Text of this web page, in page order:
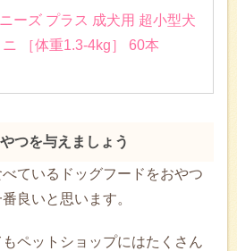
ーズ プラス 成犬用 超小型犬
ニ ［体重1.3-4kg］ 60本
つを与えましょう
ているドッグフードをおやつ
良いと思います。
ペットショップにはたくさん